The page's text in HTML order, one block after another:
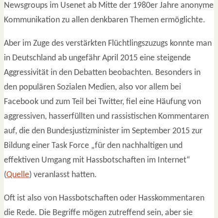
Newsgroups im Usenet ab Mitte der 1980er Jahre anonyme
Kommunikation zu allen denkbaren Themen ermöglichte.
Aber im Zuge des verstärkten Flüchtlingszuzugs konnte man
in Deutschland ab ungefähr April 2015 eine steigende
Aggressivität in den Debatten beobachten. Besonders in
den populären Sozialen Medien, also vor allem bei
Facebook und zum Teil bei Twitter, fiel eine Häufung von
aggressiven, hasserfüllten und rassistischen Kommentaren
auf, die den Bundesjustizminister im September 2015 zur
Bildung einer Task Force „für den nachhaltigen und
effektiven Umgang mit Hassbotschaften im Internet“
(Quelle) veranlasst hatten.
Oft ist also von Hassbotschaften oder Hasskommentaren
die Rede. Die Begriffe mögen zutreffend sein, aber sie